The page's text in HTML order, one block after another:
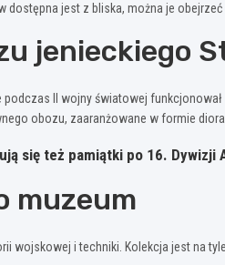
jest z bliska, można je obejrzeć
jenieckiego
podczas II wojny światowej
obozu, zaaranżowane w formie
się też pamiątki po 16.
muzeum
wojskowej i techniki. Kolekcja jest na